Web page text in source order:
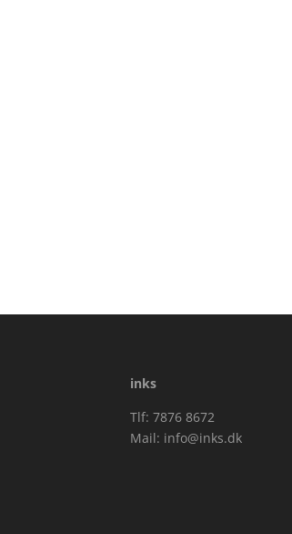
inks
Tlf: 7876 8672
Mail: info@inks.dk